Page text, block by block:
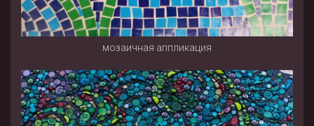
мозаичная аппликация